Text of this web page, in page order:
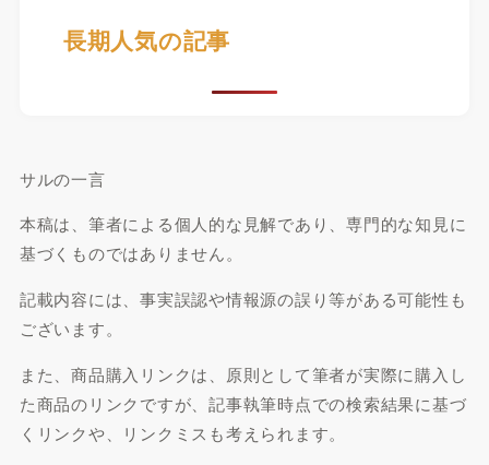
長期人気の記事
サルの一言
本稿は、筆者による個人的な見解であり、専門的な知見に
基づくものではありません。
記載内容には、事実誤認や情報源の誤り等がある可能性も
ございます。
また、商品購入リンクは、原則として筆者が実際に購入し
た商品のリンクですが、記事執筆時点での検索結果に基づ
くリンクや、リンクミスも考えられます。